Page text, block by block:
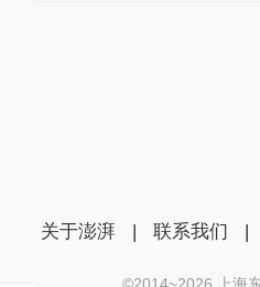
关于澎湃 | 联系我们 |
©2014~2026 上海